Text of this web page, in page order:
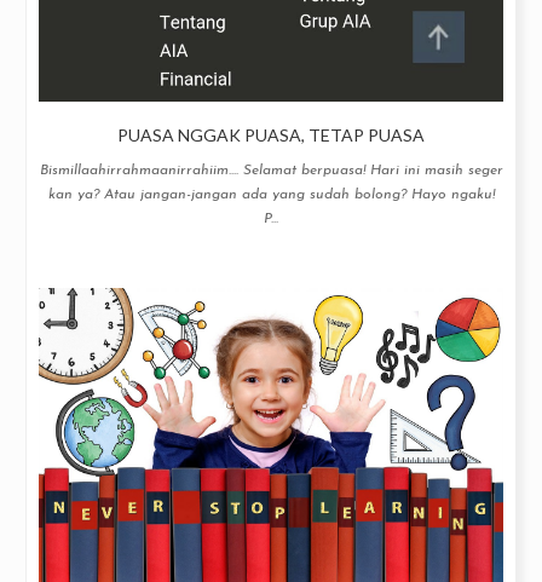
PUASA NGGAK PUASA, TETAP PUASA
Bismillaahirrahmaanirrahiim.... Selamat berpuasa! Hari ini masih seger
kan ya? Atau jangan-jangan ada yang sudah bolong? Hayo ngaku!
P...